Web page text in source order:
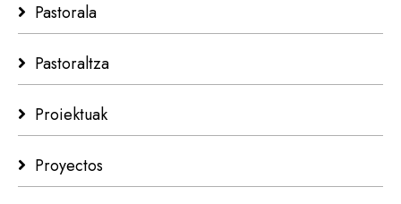
Pastorala
Pastoraltza
Proiektuak
Proyectos